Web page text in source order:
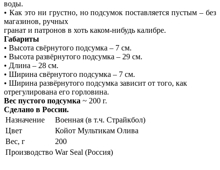
воды.
• Как это ни грустно, но подсумок поставляется пустым – без
магазинов, ручных
гранат и патронов в хоть каком-нибудь калибре.
Габариты
• Высота свёрнутого подсумка – 7 см.
• Высота развёрнутого подсумка – 29 см.
• Длина – 28 см.
• Ширина свёрнутого подсумка – 7 см.
• Ширина развёрнутого подсумка зависит от того, как
отрегулирована его горловина.
Вес пустого подсумка ~ 200 г.
Сделано в России.
Назначение
Военная (в т.ч. Страйкбол)
Цвет
Койот Мультикам Олива
Вес, г
200
Производство War Seal (Россия)